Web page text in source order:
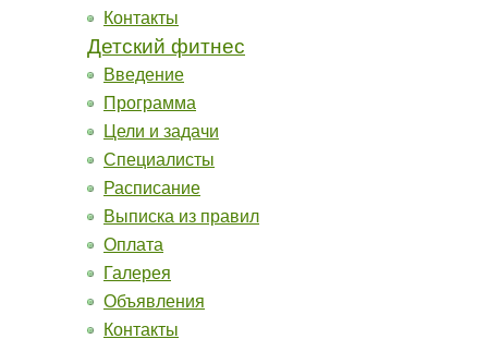
Контакты
Детский фитнес
Введение
Программа
Цели и задачи
Специалисты
Расписание
Выписка из правил
Оплата
Галерея
Объявления
Контакты